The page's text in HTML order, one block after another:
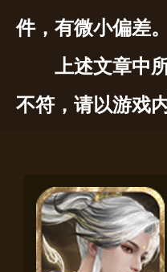
件，有微小偏差。
上述文章中
不符，请以游戏